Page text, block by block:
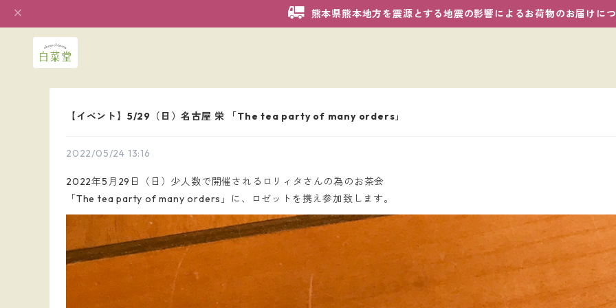
熊本県熊本地方を震源とする地震の影響によるお荷物のお届けに
【イベント】5/29（日）名古屋 栄 「The tea party of many orders」
2022/05/24 13:16
2022年5月29日（日）少人数で開催されるロリィタさんの為のお茶会
「The tea party of many orders」に、ロゼットを携え参加致します。